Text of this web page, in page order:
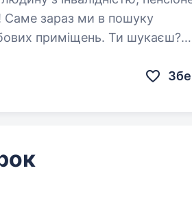
зараз ми в пошуку
приміщень. Ти шукаєш?